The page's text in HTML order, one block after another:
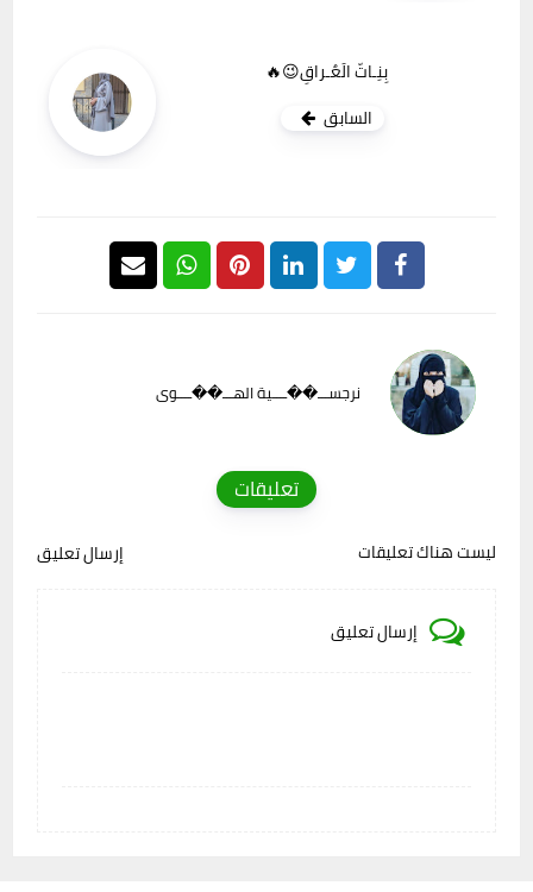
بِنِـاتّ الَعٌـراقِ😉🔥
السابق
نرجســـ��ــــية الهـــ��ــــوى
تعليقات
ليست هناك تعليقات إرسال تعليق
إرسال تعليق